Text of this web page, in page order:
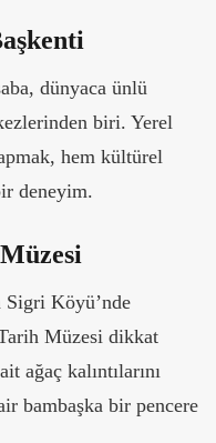
dünyaca ünlü
biri. Yerel
hem kültürel
deneyim.
Köyü’nde
Müzesi dikkat
ağaç kalıntılarını
bambaşka bir pencere